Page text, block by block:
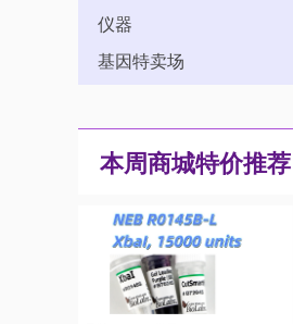
仪器
基因特卖场
本周商城特价推荐